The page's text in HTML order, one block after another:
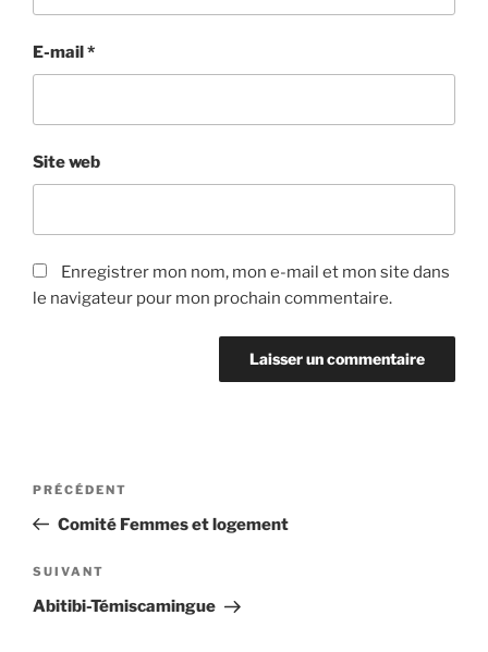
E-mail*
Site web
Enregistrer mon nom, mon e-mail et mon site dans
le navigateur pour mon prochain commentaire.
Navigation
l’article
Article
précédent
PRÉCÉDENT
Comité Femmes et logement
Article
suivant
SUIVANT
Abitibi-Témiscamingue